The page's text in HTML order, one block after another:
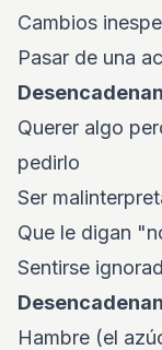
Cambios
Pasar de una
Querer algo
pedirlo
Ser
Que le digan
Sentirse
Hambre (el